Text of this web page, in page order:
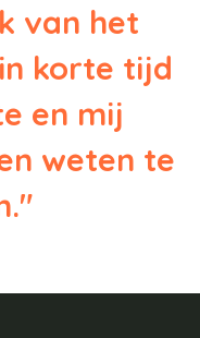
van het
korte tijd
en mij
weten te